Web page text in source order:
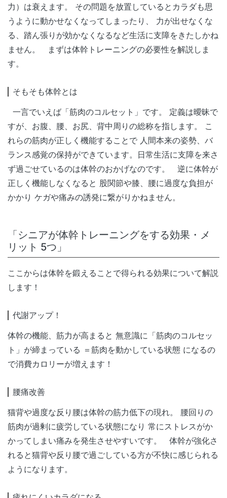
力）は衰えます。 その問題を放置しているとカラダも思
うように動かせなくなってしまったり、 力が出せなくな
る、踏ん張りが効かなくなるなど生活に支障をきたしかね
ません。 まずは体幹トレーニングの必要性を解説しま
す。
そもそも体幹とは
一言でいえば「筋肉のコルセット」です。 定義は曖昧で
すが、お腹、腰、お尻、背中周りの総称を指します。 こ
れらの筋肉が正しく機能することで 人間本来の姿勢、バ
ランス感覚の保持ができています。日常生活に支障を来さ
ず過ごせているのは体幹のおかげなのです。 逆に体幹が
正しく機能しなくなると 股関節や膝、腰に過度な負担が
かかり ケガや痛みの誘発に繋がりかねません。
「シニアが体幹トレーニングをする効果・メ
リット 5つ」
ここからは体幹を鍛えることで得られる効果について解説
します！
代謝アップ！
体幹の機能、筋力が高まると 無意識に「筋肉のコルセッ
ト」が締まっている ＝筋肉を動かしている状態 になるの
で消費カロリーが増えます！
腰痛改善
猫背や過度な反り腰は体幹の筋力低下の現れ。 腰回りの
筋肉が過剰に疲労している状態になり 常にストレスがか
かってしまい痛みを発生させやすいです。 体幹が強化さ
れると猫背や反り腰で過ごしている方が不快に感じられる
ようになります。